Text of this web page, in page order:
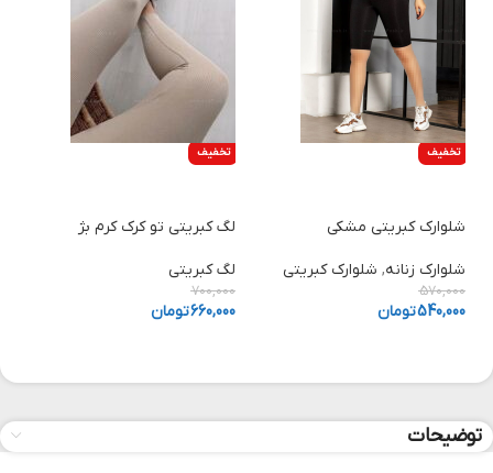
تخفیف
شلوارک کبریتی مشکی
شلوارک زنانه, شلوارک کبریتی
570,000
540,000تومان
تخفیف
لگ کبریتی تو کرک کرم بژ
لگ کبریتی
700,000
660,000تومان
توضیحات